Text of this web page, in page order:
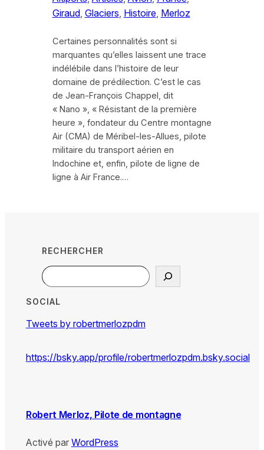
Giraud, Glaciers Histoire, Merloz
Certaines personnalités sont si
marquantes qu’elles laissent une trace
indélébile dans l’histoire de leur
domaine de prédilection. C’est le cas
de Jean-François Chappel, dit
« Nano », « Résistant de la première
heure », fondateur du Centre montagne
Air (CMA) de Méribel-les-Allues, pilote
militaire du transport aérien en
Indochine et, enfin, pilote de ligne de
ligne à Air France.…
RECHERCHER
Search
SOCIAL
Tweets by robertmerlozpdm
https://bsky.app/profile/robertmerlozpdm.bsky.social
Robert Merloz, Pilote de montagne
Activé par WordPress